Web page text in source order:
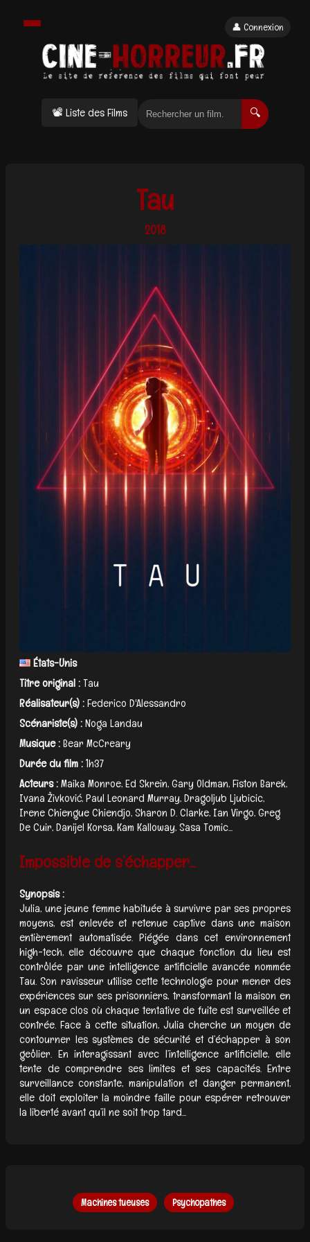
📽 Liste des Films 🔍
👤 Connexion
Tau
2018
États-Unis
Titre original :Tau
Réalisateur(s) :Federico D'Alessandro
Scénariste(s) :Noga Landau
Musique :Bear McCreary
Durée du film :1h37
Acteurs :Maika Monroe, Ed Skrein, Gary Oldman, Fiston Barek,
Ivana Živković, Paul Leonard Murray, Dragoljub Ljubicic,
Irene Chiengue Chiendjo, Sharon D. Clarke, Ian Virgo, Greg
De Cuir, Danijel Korsa, Kam Kalloway, Sasa Tomic...
Impossible de s’échapper...
Synopsis :
Julia, une jeune femme habituée à survivre par ses propres
moyens, est enlevée et retenue captive dans une maison
entièrement automatisée. Piégée dans cet environnement
high-tech, elle découvre que chaque fonction du lieu est
contrôlée par une intelligence artificielle avancée nommée
Tau. Son ravisseur utilise cette technologie pour mener des
expériences sur ses prisonniers, transformant la maison en
un espace clos où chaque tentative de fuite est surveillée et
contrée. Face à cette situation, Julia cherche un moyen de
contourner les systèmes de sécurité et d’échapper à son
geôlier. En interagissant avec l’intelligence artificielle, elle
tente de comprendre ses limites et ses capacités. Entre
surveillance constante, manipulation et danger permanent,
elle doit exploiter la moindre faille pour espérer retrouver
la liberté avant qu’il ne soit trop tard...
Machines tueuses Psychopathes